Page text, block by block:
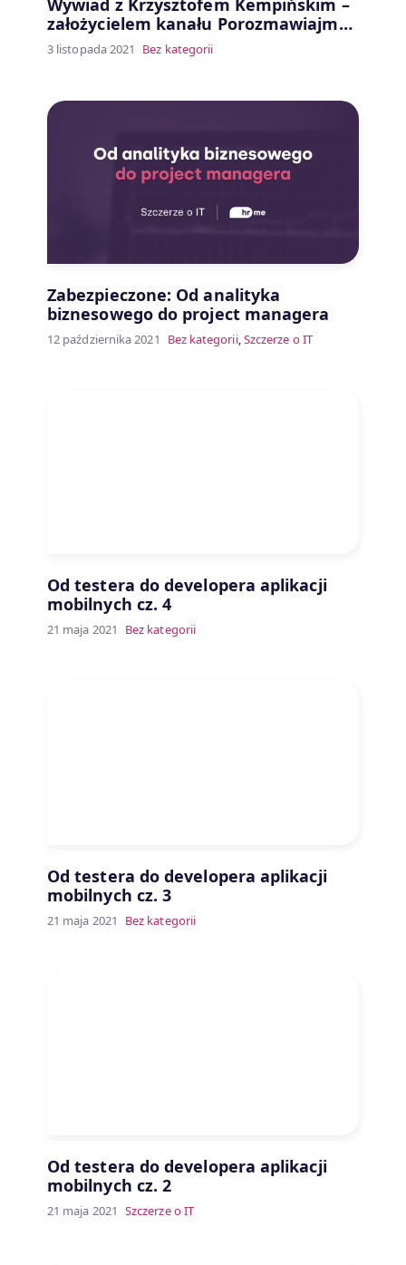
założycielem kanału Porozmawiajmy
o IT
3 listopada 2021 Bez kategorii
Zabezpieczone: Od analityka
biznesowego do project managera
12 października 2021 Bez kategorii,Szczerze o IT
Od testera do developera aplikacji
mobilnych cz. 4
21 maja 2021 Bez kategorii
Od testera do developera aplikacji
mobilnych cz. 3
21 maja 2021 Bez kategorii
Od testera do developera aplikacji
mobilnych cz. 2
21 maja 2021 Szczerze o IT